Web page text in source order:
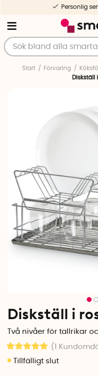
Personlig
Start Förvaring
Diskställ
Diskställ i
Två nivåer för tallrikar
(1